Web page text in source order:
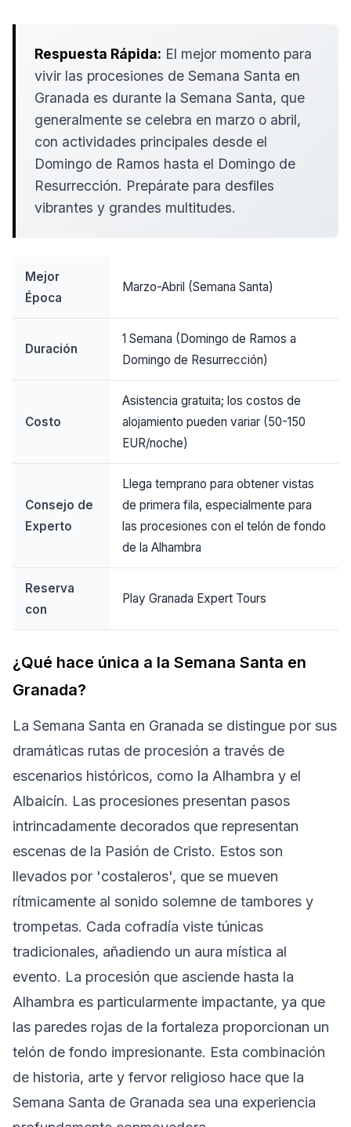
Respuesta Rápida: El mejor momento para
vivir las procesiones de Semana Santa en
Granada es durante la Semana Santa, que
generalmente se celebra en marzo o abril,
con actividades principales desde el
Domingo de Ramos hasta el Domingo de
Resurrección. Prepárate para desfiles
vibrantes y grandes multitudes.
Mejor
Época
Marzo-Abril (Semana Santa)
Duración
1 Semana (Domingo de Ramos a
Domingo de Resurrección)
Costo
Asistencia gratuita; los costos de
alojamiento pueden variar (50-150
EUR/noche)
Consejo de
Experto
Llega temprano para obtener vistas
de primera fila, especialmente para
las procesiones con el telón de fondo
de la Alhambra
Reserva
con
Play Granada Expert Tours
¿Qué hace única a la Semana Santa en
Granada?
La Semana Santa en Granada se distingue por sus
dramáticas rutas de procesión a través de
escenarios históricos, como la Alhambra y el
Albaicín. Las procesiones presentan pasos
intrincadamente decorados que representan
escenas de la Pasión de Cristo. Estos son
llevados por 'costaleros', que se mueven
rítmicamente al sonido solemne de tambores y
trompetas. Cada cofradía viste túnicas
tradicionales, añadiendo un aura mística al
evento. La procesión que asciende hasta la
Alhambra es particularmente impactante, ya que
las paredes rojas de la fortaleza proporcionan un
telón de fondo impresionante. Esta combinación
de historia, arte y fervor religioso hace que la
Semana Santa de Granada sea una experiencia